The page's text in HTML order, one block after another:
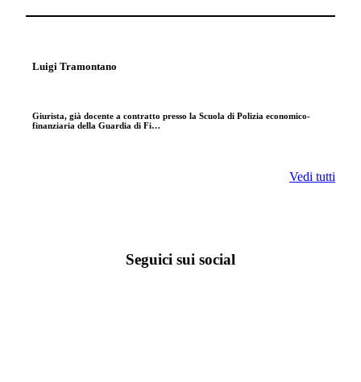
Luigi Tramontano
Giurista, già docente a contratto presso la Scuola di Polizia economico-
finanziaria della Guardia di Fi…
Vedi tutti
Seguici sui social